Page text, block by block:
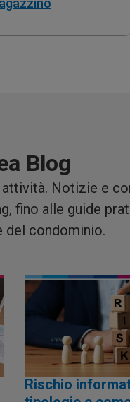
Blog
Notizie e
fino alle guide
del condominio.
Rischio